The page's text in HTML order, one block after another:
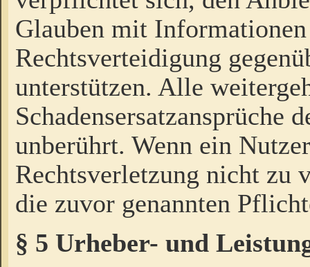
Glauben mit
Rechtsverteidigung
unterstützen. Alle
Schadensersatzansprüche
unberührt. Wenn ein
Rechtsverletzung nicht zu
die zuvor genannten
§ 5 Urheber- und